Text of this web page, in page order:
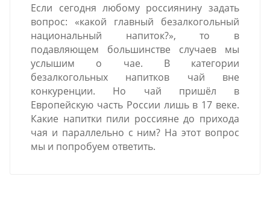
Если сегодня любому россиянину задать
вопрос: «какой главный безалкогольный
национальный напиток?», то в
подавляющем большинстве случаев мы
услышим о чае. В категории
безалкогольных напитков чай вне
конкуренции. Но чай пришёл в
Европейскую часть России лишь в 17 веке.
Какие напитки пили россияне до прихода
чая и параллельно с ним? На этот вопрос
мы и попробуем ответить.